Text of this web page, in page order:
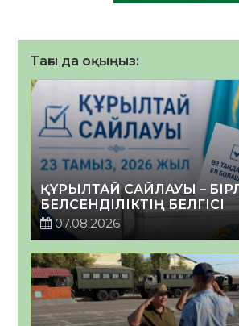
Тағы да оқыңыз:
ҚҰРЫЛТАЙ САЙЛАУЫ –
БЕЛСЕНДІЛІКТІҢ БЕЛГІСІ
07.08.2026